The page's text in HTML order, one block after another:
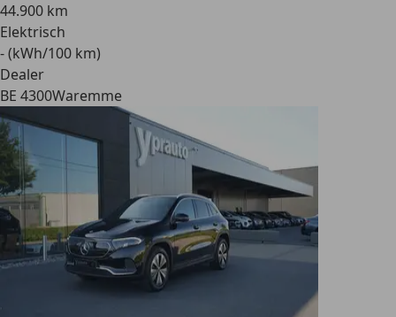
44.900 km
Elektrisch
- (kWh/100 km)
Dealer
BE 4300Waremme